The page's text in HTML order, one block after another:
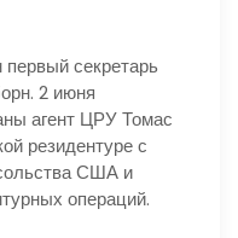
секретарь
2 июня
агент ЦРУ Томас
резидентуре с
США и
операций.